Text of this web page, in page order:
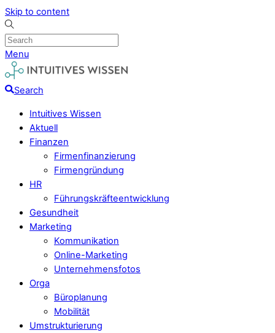
Skip to content
Menu
Search
Intuitives Wissen
Aktuell
Finanzen
Firmenfinanzierung
Firmengründung
HR
Führungskräfteentwicklung
Gesundheit
Marketing
Kommunikation
Online-Marketing
Unternehmensfotos
Orga
Büroplanung
Mobilität
Umstrukturierung